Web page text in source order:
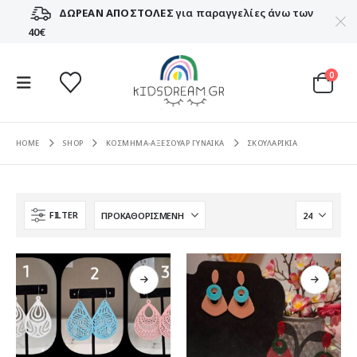
ΔΩΡΕΑΝ ΑΠΟΣΤΟΛΕΣγια παραγγελίες άνω των
40€
0
HOME SHOP ΚΟΣΜΗΜΑ-ΑΞΕΣΟΥΑΡ ΓΥΝΑΙΚΑ ΣΚΟΥΛΑΡΙΚΙΑ
FILTER